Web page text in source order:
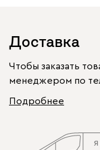
Доставка
Чтобы заказать
менеджером по
Подробнее